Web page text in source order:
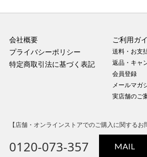
会社概要
プライバシーポリシー
特定商取引法に基づく表記
ご利用ガ
送料・お支
返品・キャ
会員登録
メールマガ
実店舗のご
【店舗・オンラインストアでのご購入に関するお
0120-073-357 MAIL